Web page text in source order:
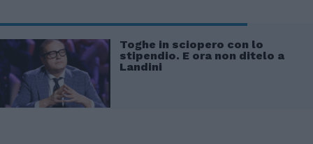
Toghe in sciopero con lo
stipendio. E ora non ditelo a
Landini